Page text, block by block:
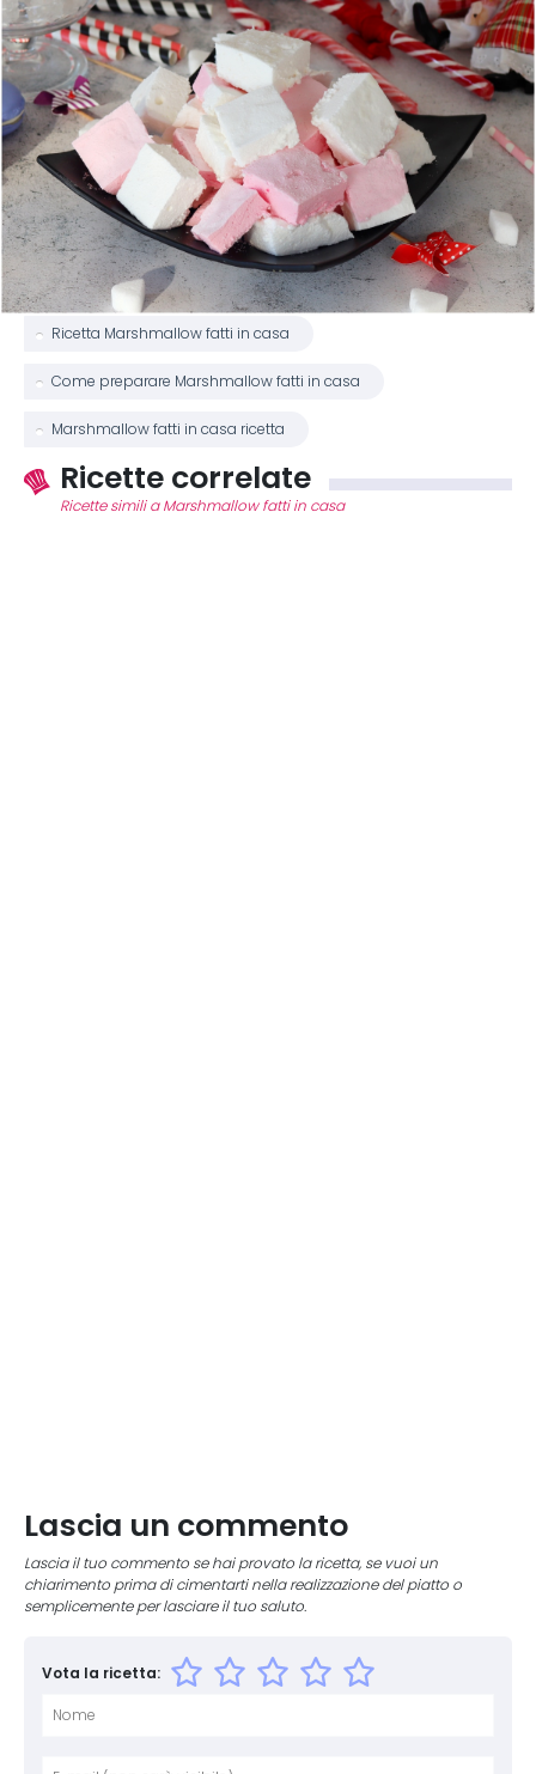
Ricetta Marshmallow fatti in casa
Come preparare Marshmallow fatti in casa
Marshmallow fatti in casa ricetta
Ricette correlate
Ricette simili a Marshmallow fatti in casa
Lascia un commento
Lascia il tuo commento se hai provato la ricetta, se vuoi un
chiarimento prima di cimentarti nella realizzazione del piatto o
semplicemente per lasciare il tuo saluto.
Vota la ricetta: